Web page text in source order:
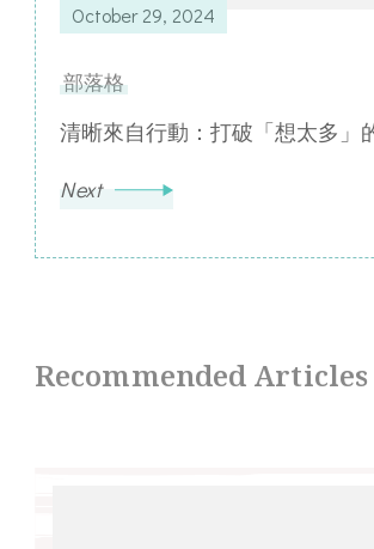
October 29, 2024
部落格
清晰來自行動：打破「想太多」
Next
Recommended Articles